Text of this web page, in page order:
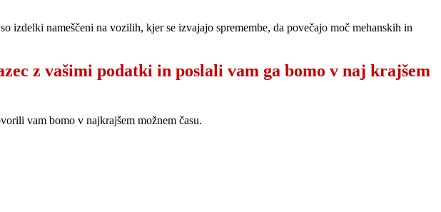
izdelki nameščeni na vozilih, kjer se izvajajo spremembe, da povečajo moč mehanskih in
z vašimi podatki in poslali vam ga bomo v naj krajšem
vam bomo v najkrajšem možnem času.